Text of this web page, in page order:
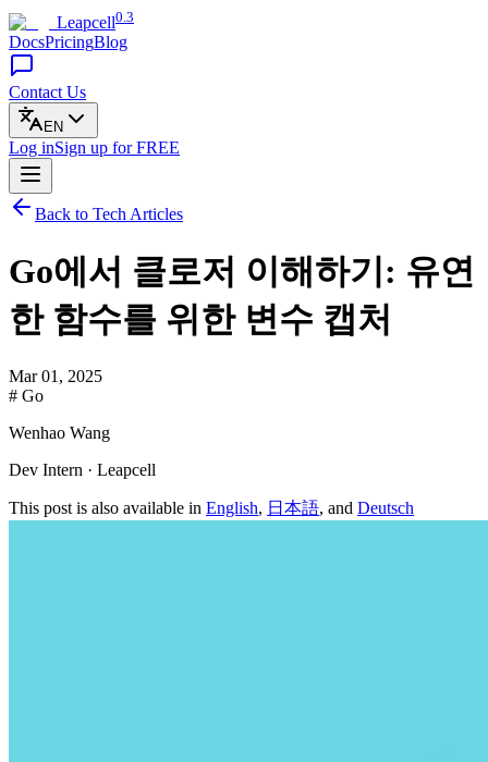
Leapcell0.3
DocsPricingBlog
Contact Us
EN
Log inSign up for FREE
Back to Tech Articles
Go에서 클로저 이해하기: 유연
한 함수를 위한 변수 캡처
Mar 01, 2025
# Go
Wenhao Wang
Dev Intern · Leapcell
This post is also available in English, 日本語, and Deutsch